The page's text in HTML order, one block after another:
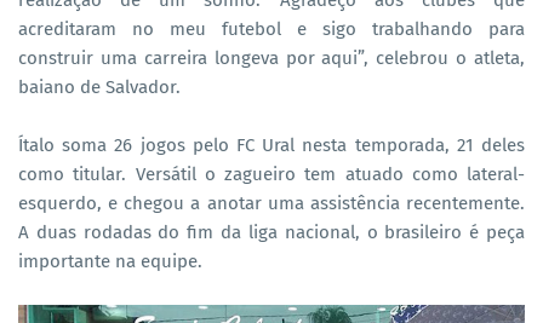
acreditaram no meu futebol e sigo trabalhando para
construir uma carreira longeva por aqui”, celebrou o atleta,
baiano de Salvador.
Ítalo soma 26 jogos pelo FC Ural nesta temporada, 21 deles
como titular. Versátil o zagueiro tem atuado como lateral-
esquerdo, e chegou a anotar uma assistência recentemente.
A duas rodadas do fim da liga nacional, o brasileiro é peça
importante na equipe.